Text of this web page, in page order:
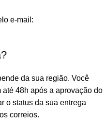
e-mail:
da sua região. Você
48h após a aprovação do
o status da sua entrega
correios.